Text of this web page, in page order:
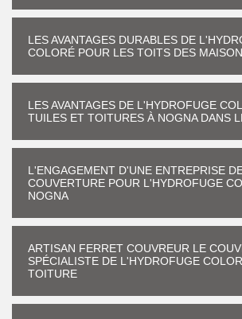
LES AVANTAGES DURABLES DE
COLORÉ POUR LES TOITS DES
LES AVANTAGES DE L'HYDROFUGE
TUILES ET TOITURES À NOGNA DANS
L'ENGAGEMENT D'UNE ENTREPRISE
COUVERTURE POUR L'HYDROFUGE
NOGNA
ARTISAN FERRET COUVREUR LE
SPÉCIALISTE DE L'HYDROFUGE
TOITURE